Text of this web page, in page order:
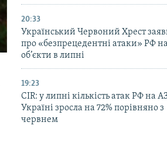
20:33
Український Червоний Хрест
про «безпрецедентні атаки» РФ на
об’єкти в липні
19:23
CIR: у липні кількість атак РФ на
Україні зросла на 72% порівняно з
червнем